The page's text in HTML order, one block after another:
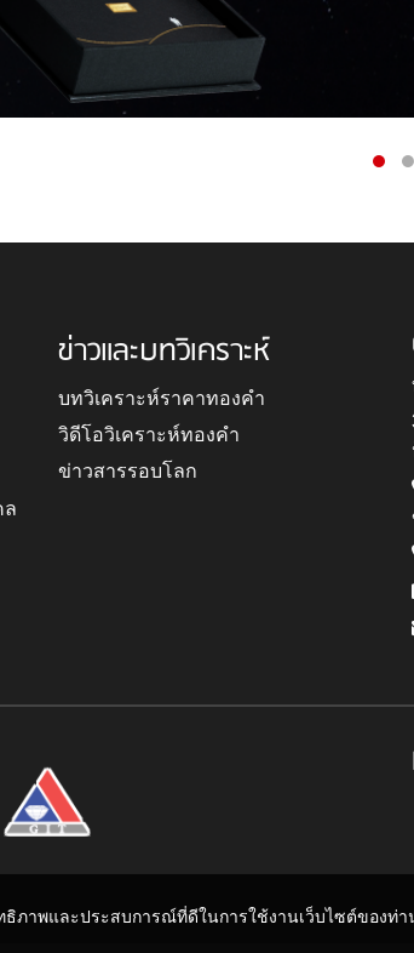
ล
ข่าวและบทวิเคราะห์
บทวิเคราะห์ราคาทองคำ
วิดีโอวิเคราะห์ทองคำ
ข่าวสารรอบโลก
ธิภาพและประสบการณ์ที่ดีในการใช้งานเว็บไซต์ของท่